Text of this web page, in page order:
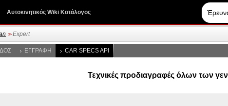
Αυτοκινητικός Wiki Κατάλογος
>> Expert
ΕΓΓΡΑΦΉ CAR SPECS API
Τεχνικές προδιαγραφές όλων των